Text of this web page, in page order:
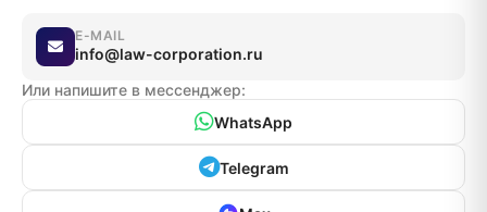
E-MAIL
info@law-corporation.ru
Или напишите в мессенджер:
WhatsApp
Telegram